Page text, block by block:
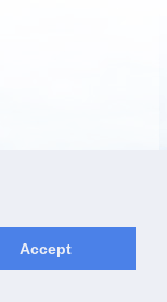
Accept